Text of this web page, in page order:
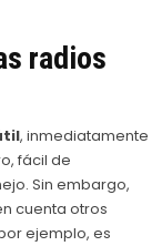
radios
, inmediatamente
fácil de
Sin embargo,
cuenta otros
ejemplo, es